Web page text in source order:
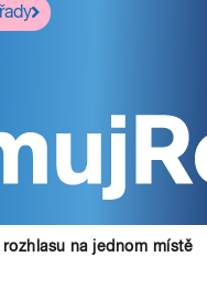
na jednom místě